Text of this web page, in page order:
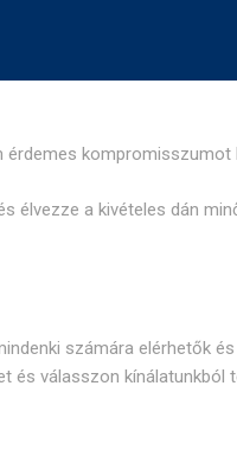
érdemes kompromisszumot
élvezze a kivételes dán
számára elérhetők és
és válasszon kínálatunkból